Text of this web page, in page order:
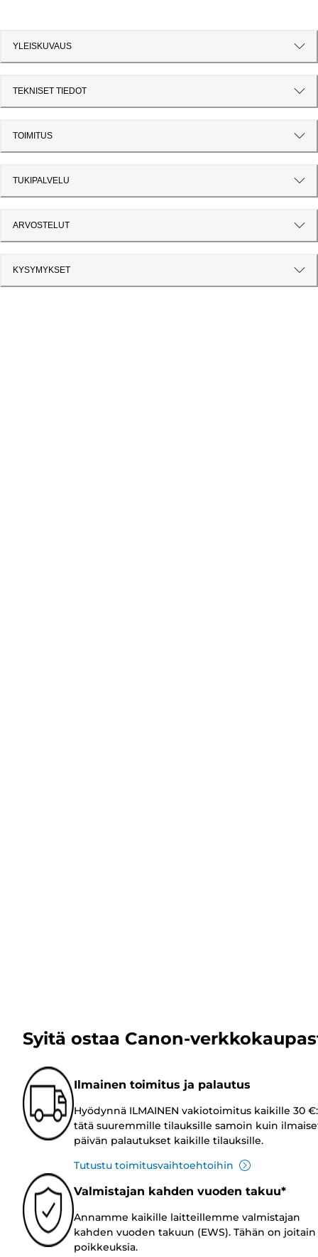
YLEISKUVAUS
TEKNISET TIEDOT
TOIMITUS
TUKIPALVELU
ARVOSTELUT
KYSYMYKSET
Syitä ostaa Canon-
Ilmainen toimitus ja palautus
Hyödynnä ILMAINEN vakiotoimitus kaikille 30
tätä suuremmille tilauksille samoin kuin
päivän palautukset kaikille tilauksille.
Tutustu toimitusvaihtoehtoihin
Valmistajan kahden vuoden takuu*
Annamme kaikille laitteillemme valmistajan
kahden vuoden takuun (EWS). Tähän on joitain
poikkeuksia.